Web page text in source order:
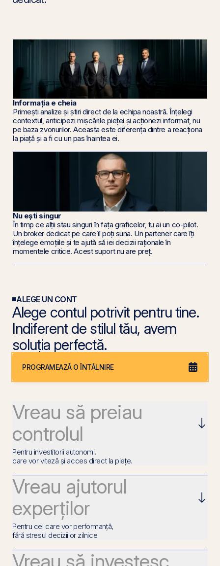
Informația e cheia
Primești analize și știri direct de la echipa noastră. Înțelegi
contextul, anticipezi mișcările pieței și acționezi informat, nu
pe baza zvonurilor. Aceasta este diferența dintre a reacționa
la piață și a fi cu un pas înaintea ei.
Nu ești singur
În timp ce alții stau singuri în fața graficelor, tu ai un co-pilot.
Un broker dedicat pe care îl poți suna. Un partener care îți
înțelege emoțiile și te ajută să iei decizii raționale în
momentele critice. Acest suport nu are preț.
ALEGE UN CONT
Alege contul potrivit pentru tine.
Indiferent de stilul tău, avem
soluția perfectă.
PROGRAMEAZĂ O ÎNTÂLNIRE
Vreau să preiau
controlul
Pentru investitorii autonomi,
care vor viteză și acces direct la piețe.
Vreau ajutorul
experților
Pentru cei care vor performanță,
fără stresul deciziilor zilnice.